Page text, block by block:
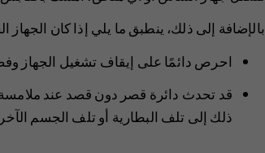
بالإضافة إلى ذلك، ينطبق ما يلي إذا كان
احرص دائمًا على إيقاف تشغيل الجهاز
قد تحدث دائرة قصر دون قصد عند
ذلك إلى تلف البطارية أو تلف الجسم